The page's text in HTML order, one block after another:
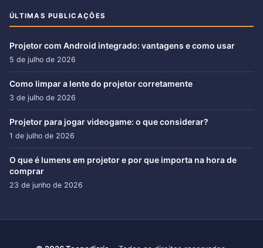
ÚLTIMAS PUBLICAÇÕES
Projetor com Android integrado: vantagens e como usar
5 de julho de 2026
Como limpar a lente do projetor corretamente
3 de julho de 2026
Projetor para jogar videogame: o que considerar?
1 de julho de 2026
O que é lumens em projetor e por que importa na hora de
comprar
23 de junho de 2026